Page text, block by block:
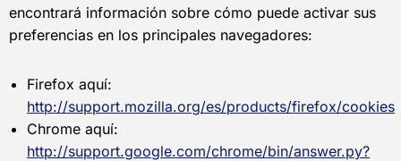
encontrará información sobre cómo puede activar sus
preferencias en los principales navegadores:
Firefox aquí:
http://support.mozilla.org/es/products/firefox/cookies
Chrome aquí:
http://support.google.com/chrome/bin/answer.py?